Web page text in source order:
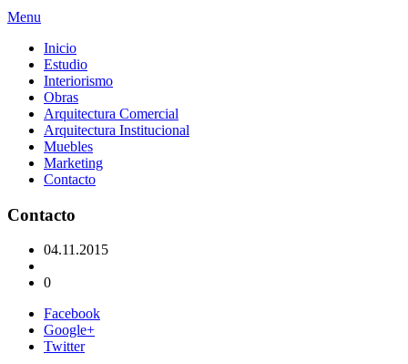
Menu
Inicio
Estudio
Interiorismo
Obras
Arquitectura Comercial
Arquitectura Institucional
Muebles
Marketing
Contacto
Contacto
04.11.2015
0
Facebook
Google+
Twitter